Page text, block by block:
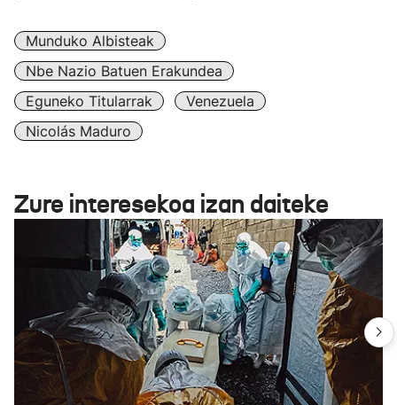
Munduko Albisteak
Nbe Nazio Batuen Erakundea
Eguneko Titularrak
Venezuela
Nicolás Maduro
Zure interesekoa izan daiteke